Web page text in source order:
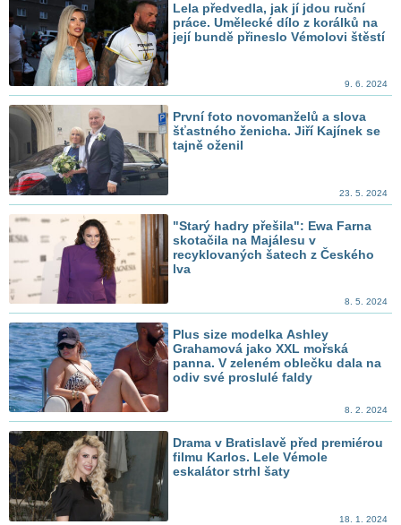
Lela předvedla, jak jí jdou ruční
práce. Umělecké dílo z korálků na
její bundě přineslo Vémolovi štěstí
9. 6. 2024
První foto novomanželů a slova
šťastného ženicha. Jiří Kajínek se
tajně oženil
23. 5. 2024
"Starý hadry přešila": Ewa Farna
skotačila na Majálesu v
recyklovaných šatech z Českého
lva
8. 5. 2024
Plus size modelka Ashley
Grahamová jako XXL mořská
panna. V zeleném oblečku dala na
odiv své proslulé faldy
8. 2. 2024
Drama v Bratislavě před premiérou
filmu Karlos. Lele Vémole
eskalátor strhl šaty
18. 1. 2024